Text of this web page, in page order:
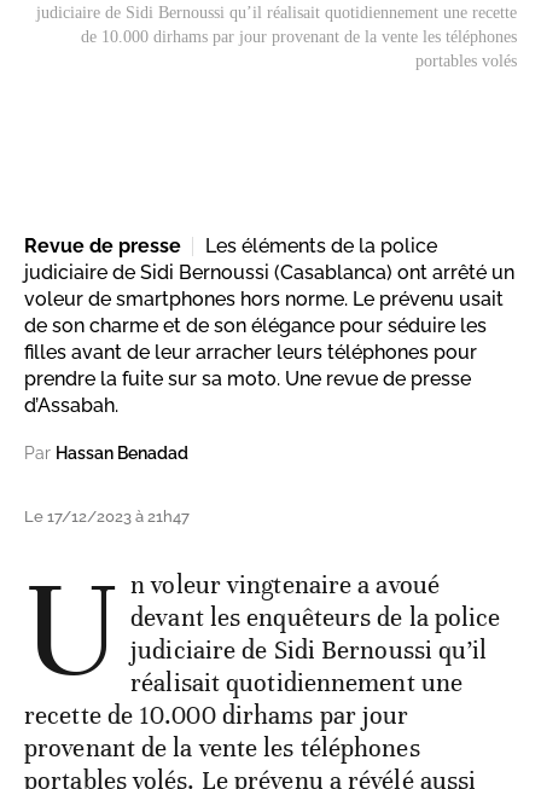
judiciaire de Sidi Bernoussi qu’il réalisait quotidiennement une recette
de 10.000 dirhams par jour provenant de la vente les téléphones
portables volés
Revue de presse
Les éléments de la police
judiciaire de Sidi Bernoussi (Casablanca) ont arrêté un
voleur de smartphones hors norme. Le prévenu usait
de son charme et de son élégance pour séduire les
filles avant de leur arracher leurs téléphones pour
prendre la fuite sur sa moto. Une revue de presse
d’Assabah.
Par Hassan Benadad
Le 17/12/2023 à 21h47
U n voleur vingtenaire a avoué
devant les enquêteurs de la police
judiciaire de Sidi Bernoussi qu’il
réalisait quotidiennement une
recette de 10.000 dirhams par jour
provenant de la vente les téléphones
portables volés. Le prévenu a révélé aussi